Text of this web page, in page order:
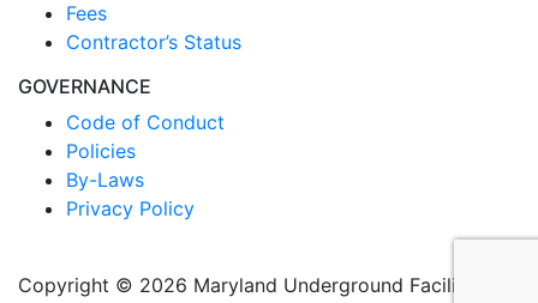
Fees
Contractor’s Status
GOVERNANCE
Code of Conduct
Policies
By-Laws
Privacy Policy
Copyright © 2026 Maryland Underground Facilities